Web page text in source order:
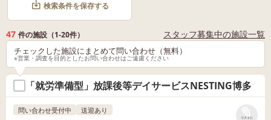
検索条件を保存する
47 件の施設（1-20件） スタッフ募集中の施設一覧
チェックした施設にまとめて問い合わせ（無料）
※営業・調査を目的としたお問い合わせはご遠慮ください
「就労準備型」放課後等デイサービスNESTING博多
リストに
問い合わせ受付中 送迎あり